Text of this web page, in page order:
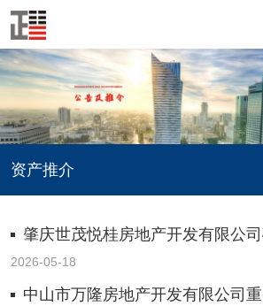
资产推介
肇庆世茂悦桂房地产开发有限公
公开招募3家销售代理机构的公告
2026-05-18
中山市万隆房地产开发有限公司